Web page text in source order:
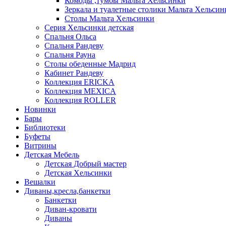
Зеркала и туалетные столики Мальта
Столы Мальта Хельсинки
Серия Хельсинки детская
Спальня Ольса
Спальня Рандеву
Спальня Рауна
Столы обеденные Мадрид
Кабинет Рандеву
Коллекция ERICKA
Коллекция MEXICA
Коллекция ROLLER
Новинки
Бары
Библиотеки
Буфеты
Витрины
Детская Мебель
Детская Добрый мастер
Детская Хельсинки
Вешалки
Диваны,кресла,банкетки
Банкетки
Диван-кровати
Диваны